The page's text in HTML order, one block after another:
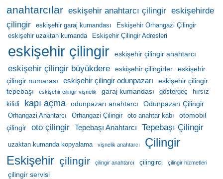
anahtarcılar eskişehir anahtarcı çilingir eskişehirde
çilingir
eskişehir garaj kumandası
Eskişehir Orhangazi Çilingir
eskişehir uzaktan kumanda
Eskişehir Çilingir Adresleri
eskişehir çilingir eskişehir çilingir anahtarcı
eskişehir çilingir büyükdere eskişehir çilingirler
eskişehir
çilingir numarası
eskişehir çilingir odunpazarı
eskişehir çilingir
tepebaşı
eskişehir çilingir vişnelik garaj kumandası göstergeç
hırsız
kilidi
kapı açma odunpazarı anahtarcı Odunpazarı Çilingir
Orhangazi Anahtarcı Orhangazi Çilingir oto anahtar kabı
otomobil
çilingir
oto çilingir Tepebaşı Anahtarcı Tepebaşı Çilingir
uzaktan kumanda kopyalama vişnelik anahtarcı
Çilingir
Eskişehir çilingir çilingir anahtarcı çilingirci çilingir hizmetleri
çilingir servisi